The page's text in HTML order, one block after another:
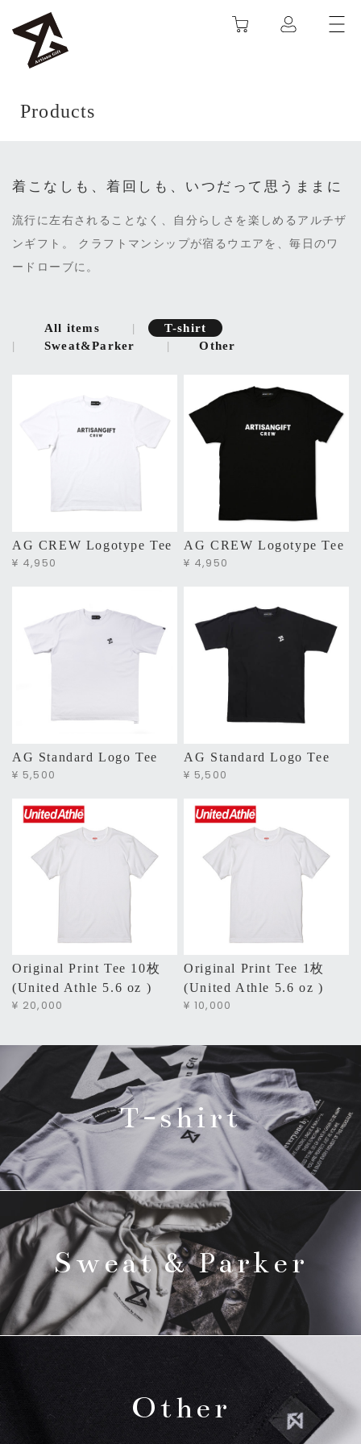
Products
着こなしも、着回しも、いつだって思うままに
流行に左右されることなく、自分らしさを楽しめるアルチザ
ンギフト。
クラフトマンシップが宿るウエアを、毎日のワ
ードローブに。
All items
T-shirt
Sweat&Parker
Other
AG CREW Logotype Tee
¥ 4,950
AG CREW Logotype Tee
¥ 4,950
AG Standard Logo Tee
¥ 5,500
AG Standard Logo Tee
¥ 5,500
Original Print Tee 10枚
(United Athle 5.6 oz )
¥ 20,000
Original Print Tee 1枚
(United Athle 5.6 oz )
¥ 10,000
T-shirt
Sweat & Parker
Other